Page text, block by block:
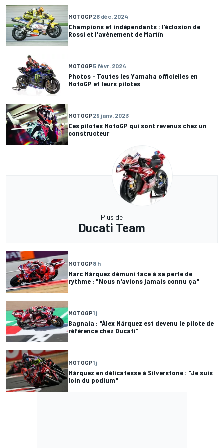
MOTOGP26 déc. 2024
Champions et indépendants : l'éclosion de
Rossi et l'avènement de Martín
MOTOGP5 févr. 2024
Photos - Toutes les Yamaha officielles en
MotoGP et leurs pilotes
MOTOGP29 janv. 2023
Ces pilotes MotoGP qui sont revenus chez un
constructeur
Plus de
Ducati Team
MOTOGP8 h
Marc Márquez démuni face à sa perte de
rythme : "Nous n'avions jamais connu ça"
MOTOGP1 j
Bagnaia : "Álex Márquez est devenu le pilote de
référence chez Ducati"
MOTOGP1 j
Márquez en délicatesse à Silverstone : "Je suis
loin du podium"